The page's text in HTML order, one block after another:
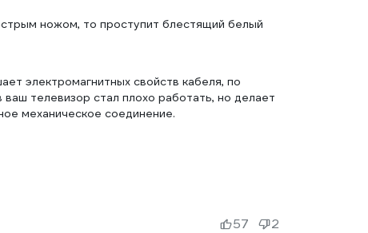
ножом, то проступит блестящий белый
электромагнитных свойств кабеля, по
телевизор стал плохо работать, но делает
механическое соединение.
57 2